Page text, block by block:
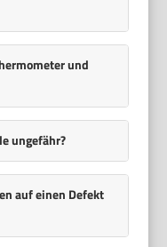
und
ungefähr?
auf einen Defekt